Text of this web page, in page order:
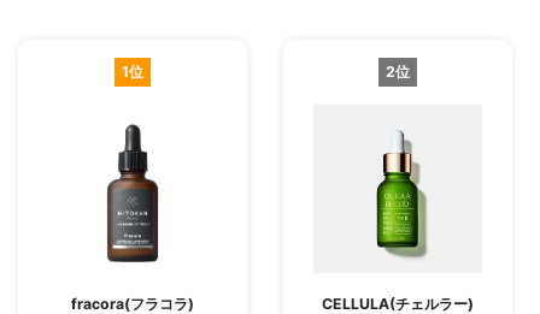
1位
fracora(フラコラ)
2位
CELLULA(チェルラー)